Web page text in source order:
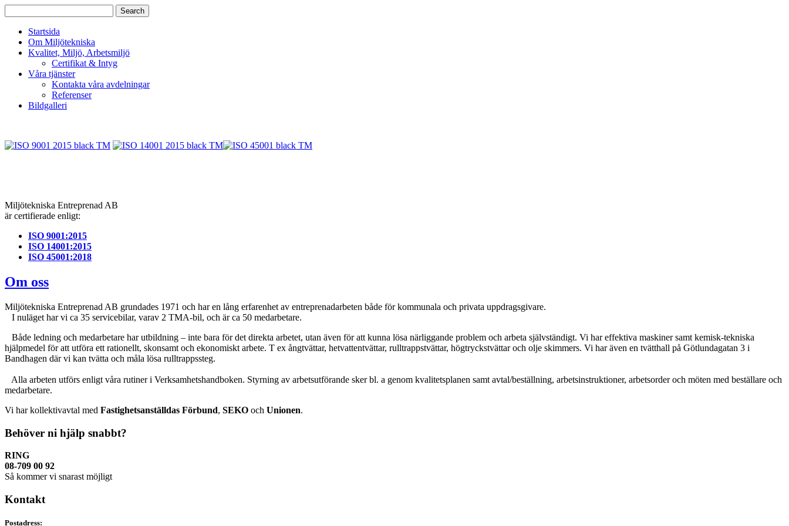
Startsida
Om Miljötekniska
Kvalitet, Miljö, Arbetsmiljö
Certifikat & Intyg
Våra tjänster
Kontakta våra avdelningar
Referenser
Bildgalleri
Miljötekniska Entreprenad AB
är certifierade enligt:
ISO 9001:2015
ISO 14001:2015
ISO 45001:2018
Om oss
Miljötekniska Entreprenad AB grundades 1971 och har en lång erfarenhet av entreprenadarbeten både för kommunala och privata uppdragsgivare.
I nuläget har vi ca 35 servicebilar, varav 2 TMA-bil, och är ca 50 medarbetare.
Både ledning och medarbetare har utbildning – inte bara för det direkta arbetet, utan även för att kunna lösa närliggande problem och arbeta självständigt. Vi har effektiva maskiner samt kemisk-tekniska
hjälpmedel för att utföra ett rationellt, skonsamt och ekonomiskt arbete. T ex ångtvättar, hetvattentvättar, rulltrappstvättar, högtryckstvättar och olje skimmers. Vi har även en tvätthall på Götlundagatan 3 i
Bandhagen där vi kan tvätta och måla lösa rulltrappssteg.
Alla arbeten utförs enligt våra rutiner i Verksamhetshandboken. Styrning av arbetsutförande sker bl. a genom kvalitetsplanen samt avtal/beställning, arbetsinstruktioner, arbetsorder och möten med beställare och
medarbetare.
Vi har kollektivavtal med Fastighetsanställdas Förbund, SEKO och Unionen.
Behöver ni hjälp snabbt?
RING
08-709 00 92
Så kommer vi snarast möjligt
Kontakt
Postadress: